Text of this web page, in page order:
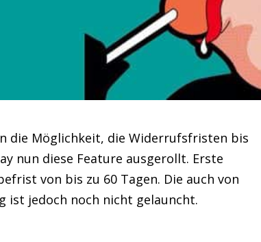
die Möglichkeit, die Widerrufsfristen bis
nun diese Feature ausgerollt. Erste
von bis zu 60 Tagen. Die auch von
ist jedoch noch nicht gelauncht.